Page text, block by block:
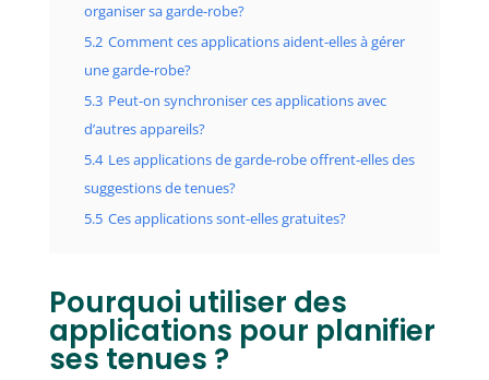
organiser sa garde-robe?
5.2 Comment ces applications aident-elles à gérer
une garde-robe?
5.3 Peut-on synchroniser ces applications avec
d’autres appareils?
5.4 Les applications de garde-robe offrent-elles des
suggestions de tenues?
5.5 Ces applications sont-elles gratuites?
Pourquoi utiliser des
applications pour planifier
ses tenues ?